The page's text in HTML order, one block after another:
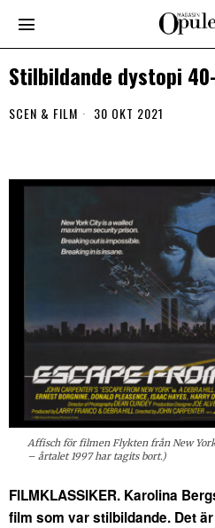
Stilbildande dystopi
SCEN & FILM 30 OKT 2021
Affisch för filmen Flykten från New
– årtalet 1997 har tagits bort.)
FILMKLASSIKER. Karolina
film som var stilbildande. Det